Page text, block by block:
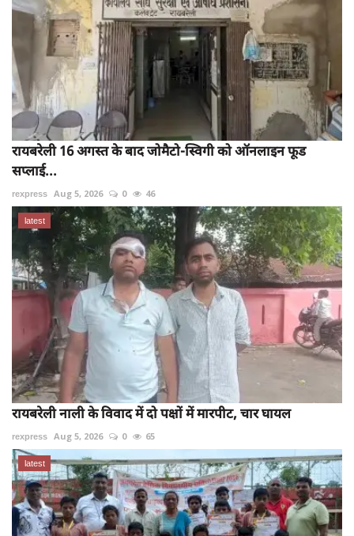
रायबरेली 16 अगस्त के बाद जोमैटो-स्विगी को ऑनलाइन फूड
सप्लाई...
rexpress Aug 5, 2026 0 46
latest
रायबरेली नाली के विवाद में दो पक्षों में मारपीट, चार घायल
rexpress Aug 5, 2026 0 65
latest